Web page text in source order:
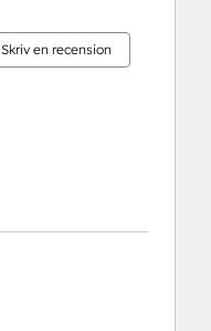
Skriv en recension